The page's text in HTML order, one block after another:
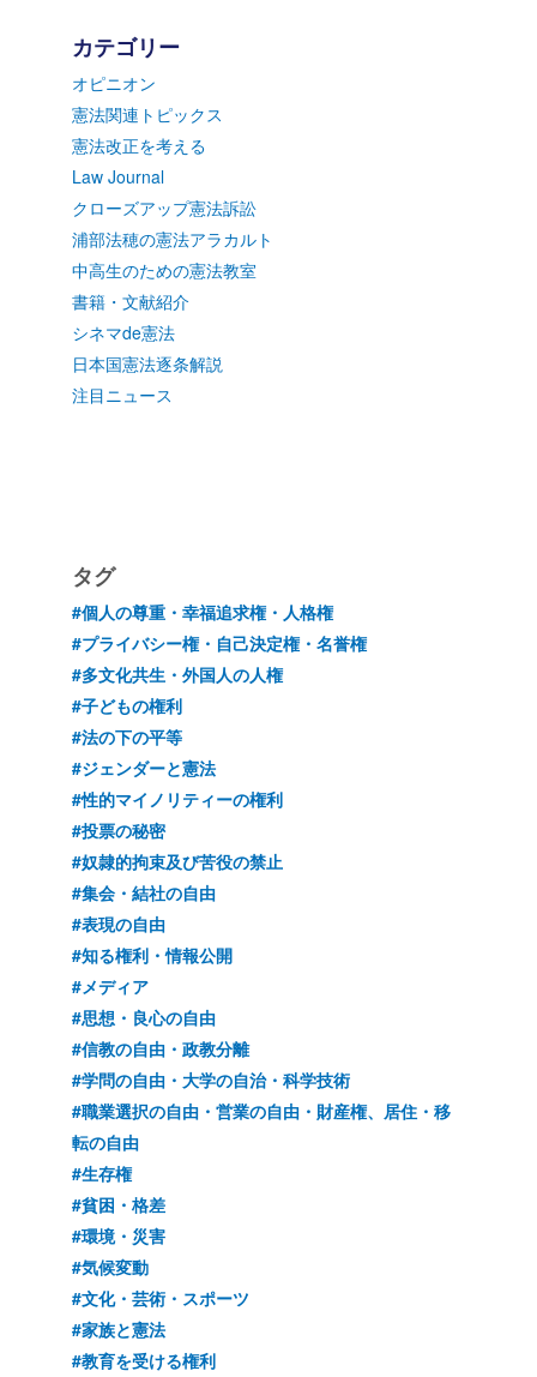
カテゴリー
オピニオン
憲法関連トピックス
憲法改正を考える
Law Journal
クローズアップ憲法訴訟
浦部法穂の憲法アラカルト
中高生のための憲法教室
書籍・文献紹介
シネマde憲法
日本国憲法逐条解説
注目ニュース
タグ
#個人の尊重・幸福追求権・人格権
#プライバシー権・自己決定権・名誉権
#多文化共生・外国人の人権
#子どもの権利
#法の下の平等
#ジェンダーと憲法
#性的マイノリティーの権利
#投票の秘密
#奴隷的拘束及び苦役の禁止
#集会・結社の自由
#表現の自由
#知る権利・情報公開
#メディア
#思想・良心の自由
#信教の自由・政教分離
#学問の自由・大学の自治・科学技術
#職業選択の自由・営業の自由・財産権、居住・移
転の自由
#生存権
#貧困・格差
#環境・災害
#気候変動
#文化・芸術・スポーツ
#家族と憲法
#教育を受ける権利